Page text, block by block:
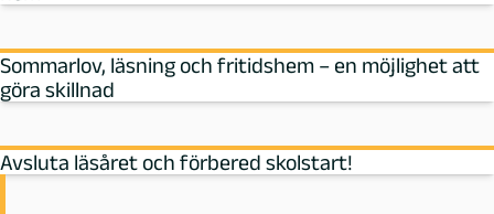
Sommarlov, läsning och fritidshem – en möjlighet att
göra skillnad
Avsluta läsåret och förbered skolstart!